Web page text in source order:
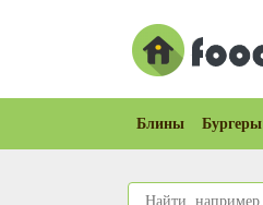
Блины Бургеры